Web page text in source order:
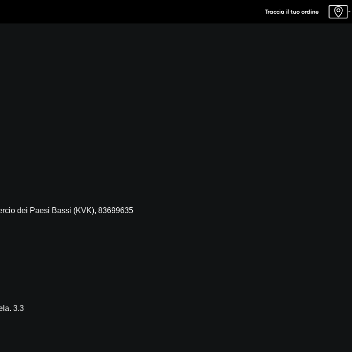
Traccia il tuo ordine -
dei Paesi Bassi (KVK), 83699635
3.3